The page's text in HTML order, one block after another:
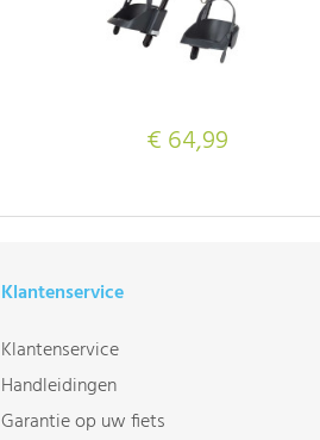
€ 64,99
Klantenservice
Klantenservice
Handleidingen
Garantie op uw fiets